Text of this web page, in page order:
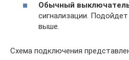
Обычный
сигнализации.
выше.
Схема подключения